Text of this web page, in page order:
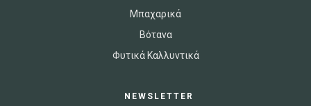
Μπαχαρικά
Βότανα
Φυτικά Καλλυντικά
NEWSLETTER